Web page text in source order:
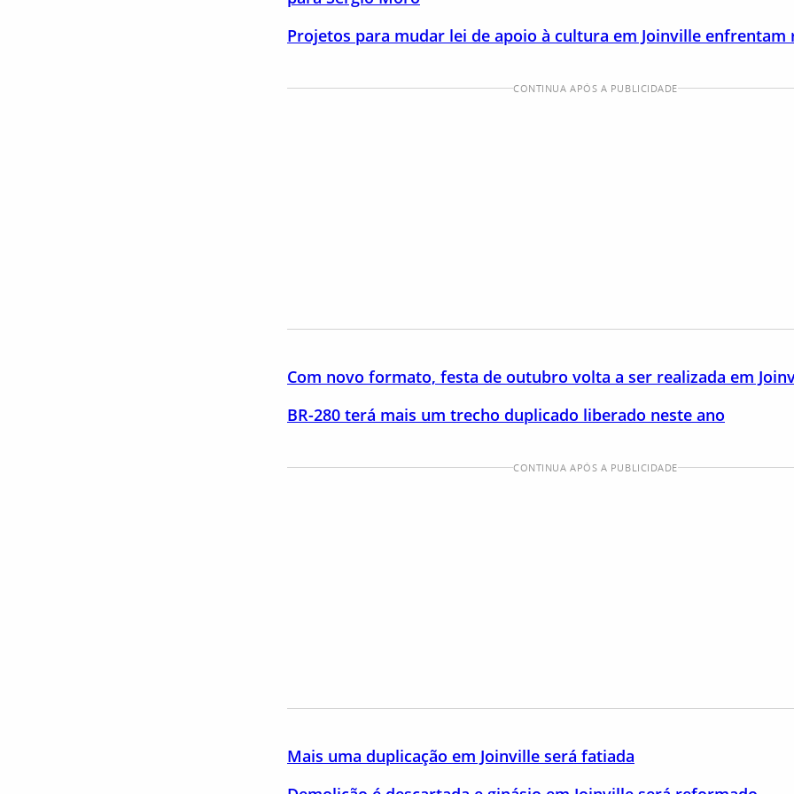
Projetos para mudar lei de apoio à cultura em Joinville enfrentam
CONTINUA APÓS A PUBLICIDADE
Com novo formato, festa de outubro volta a ser realizada em
BR-280 terá mais um trecho duplicado liberado neste ano
CONTINUA APÓS A PUBLICIDADE
Mais uma duplicação em Joinville será fatiada